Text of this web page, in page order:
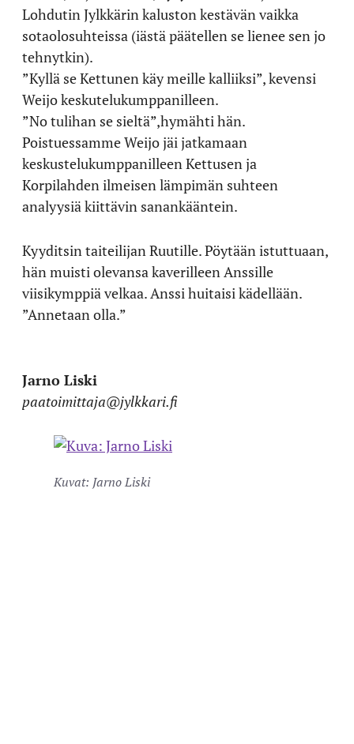
Lohdutin Jylkkärin kaluston kestävän vaikka
sotaolosuhteissa (iästä päätellen se lienee sen jo
tehnytkin).
”Kyllä se Kettunen käy meille kalliiksi”, kevensi
Weijo keskutelukumppanilleen.
”No tulihan se sieltä”,hymähti hän.
Poistuessamme Weijo jäi jatkamaan
keskustelukumppanilleen Kettusen ja
Korpilahden ilmeisen lämpimän suhteen
analyysiä kiittävin sanankääntein.
Kyyditsin taiteilijan Ruutille. Pöytään istuttuaan,
hän muisti olevansa kaverilleen Anssille
viisikymppiä velkaa. Anssi huitaisi kädellään.
”Annetaan olla.”
Jarno Liski
paatoimittaja@jylkkari.fi
Kuvat: Jarno Liski